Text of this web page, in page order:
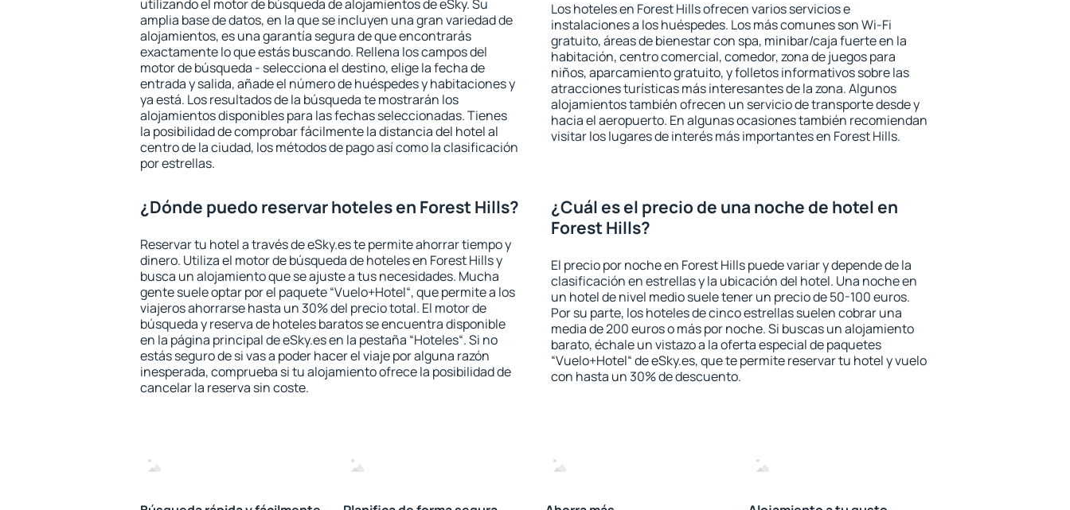
utilizando el motor de búsqueda de alojamientos de eSky. Su
amplia base de datos, en la que se incluyen una gran variedad de
alojamientos, es una garantía segura de que encontrarás
exactamente lo que estás buscando. Rellena los campos del
motor de búsqueda - selecciona el destino, elige la fecha de
entrada y salida, añade el número de huéspedes y habitaciones y
ya está. Los resultados de la búsqueda te mostrarán los
alojamientos disponibles para las fechas seleccionadas. Tienes
la posibilidad de comprobar fácilmente la distancia del hotel al
centro de la ciudad, los métodos de pago así como la clasificación
por estrellas.
Los hoteles en Forest Hills ofrecen varios servicios e
instalaciones a los huéspedes. Los más comunes son Wi-Fi
gratuito, áreas de bienestar con spa, minibar/caja fuerte en la
habitación, centro comercial, comedor, zona de juegos para
niños, aparcamiento gratuito, y folletos informativos sobre las
atracciones turísticas más interesantes de la zona. Algunos
alojamientos también ofrecen un servicio de transporte desde y
hacia el aeropuerto. En algunas ocasiones también recomiendan
visitar los lugares de interés más importantes en Forest Hills.
¿Dónde puedo reservar hoteles en Forest Hills?
Reservar tu hotel a través de eSky.es te permite ahorrar tiempo y
dinero. Utiliza el motor de búsqueda de hoteles en Forest Hills y
busca un alojamiento que se ajuste a tus necesidades. Mucha
gente suele optar por el paquete “Vuelo+Hotel“, que permite a los
viajeros ahorrarse hasta un 30% del precio total. El motor de
búsqueda y reserva de hoteles baratos se encuentra disponible
en la página principal de eSky.es en la pestaña “Hoteles“. Si no
estás seguro de si vas a poder hacer el viaje por alguna razón
inesperada, comprueba si tu alojamiento ofrece la posibilidad de
cancelar la reserva sin coste.
¿Cuál es el precio de una noche de hotel en
Forest Hills?
El precio por noche en Forest Hills puede variar y depende de la
clasificación en estrellas y la ubicación del hotel. Una noche en
un hotel de nivel medio suele tener un precio de 50-100 euros.
Por su parte, los hoteles de cinco estrellas suelen cobrar una
media de 200 euros o más por noche. Si buscas un alojamiento
barato, échale un vistazo a la oferta especial de paquetes
“Vuelo+Hotel“ de eSky.es, que te permite reservar tu hotel y vuelo
con hasta un 30% de descuento.